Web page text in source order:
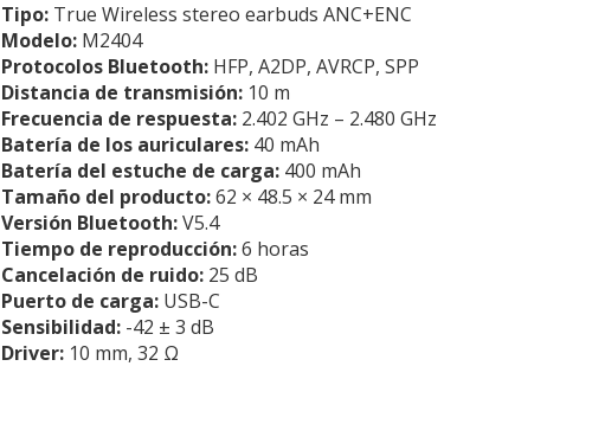
Tipo:True Wireless stereo earbuds ANC+ENC
Modelo:M2404
Protocolos Bluetooth:HFP, A2DP, AVRCP, SPP
Distancia de transmisión:10 m
Frecuencia de respuesta:2.402 GHz – 2.480 GHz
Batería de los auriculares:40 mAh
Batería del estuche de carga:400 mAh
Tamaño del producto:62 × 48.5 × 24 mm
Versión Bluetooth:V5.4
Tiempo de reproducción:6 horas
Cancelación de ruido:25 dB
Puerto de carga:USB-C
Sensibilidad:-42 ± 3 dB
Driver:10 mm, 32 Ω